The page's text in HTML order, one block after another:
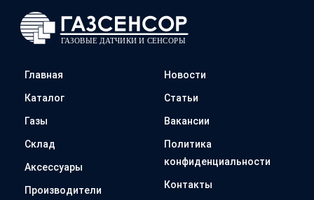
Главная
Каталог
Газы
Склад
Аксессуары
Производители
Новости
Статьи
Вакансии
Политика
конфиденциальности
Контакты